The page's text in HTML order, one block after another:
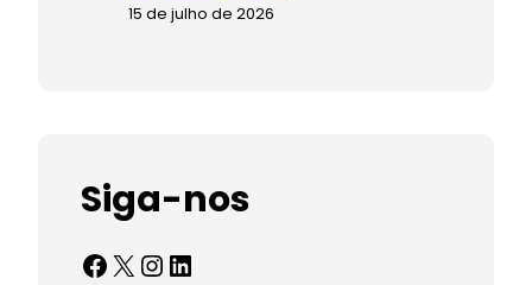
15 de julho de 2026
Siga-nos
Facebook X InstagramLinkedIn